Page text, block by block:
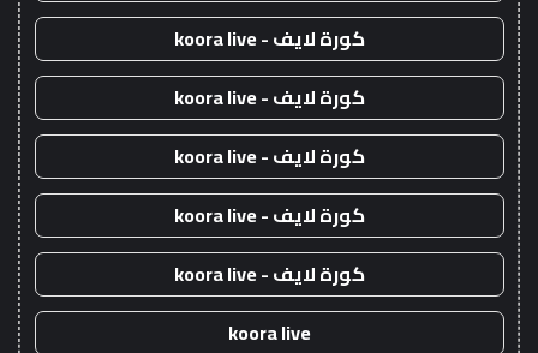
كورة لايف - koora live
كورة لايف - koora live
كورة لايف - koora live
كورة لايف - koora live
كورة لايف - koora live
koora live